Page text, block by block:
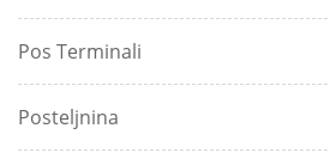
Pos Terminali
Posteljnina